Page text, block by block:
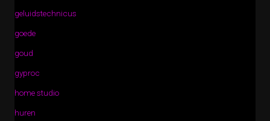
geluidstechnicus
goede
goud
gyproc
home studio
huren